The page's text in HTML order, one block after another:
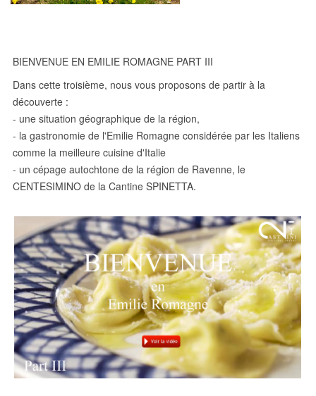
BIENVENUE EN EMILIE ROMAGNE PART III
Dans cette troisième, nous vous proposons de partir à la
découverte :
- une situation géographique de la région,
- la gastronomie de l'Emilie Romagne considérée par les Italiens
comme la meilleure cuisine d'Italie
- un cépage autochtone de la région de Ravenne, le
CENTESIMINO de la Cantine SPINETTA.